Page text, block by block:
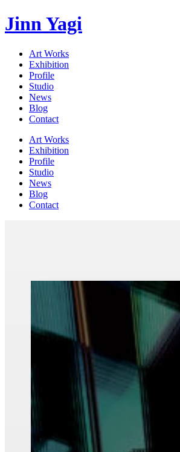
Jinn Yagi
Art Works
Exhibition
Profile
Studio
News
Blog
Contact
Art Works
Exhibition
Profile
Studio
News
Blog
Contact